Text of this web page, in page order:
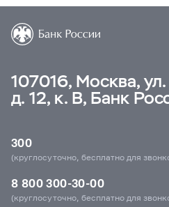
107016, Москва,
д. 12, к. В, Банк
300
(круглосуточно, бесплатно для
8 800 300-30-00
(круглосуточно, бесплатно для